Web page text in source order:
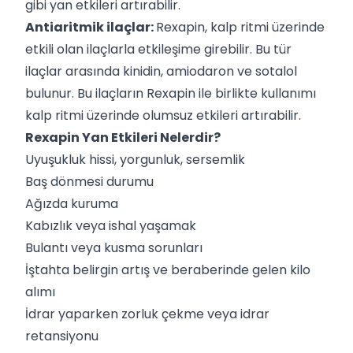
gibi yan etkileri artırabilir.
Antiaritmik ilaçlar:Rexapin, kalp ritmi üzerinde
etkili olan ilaçlarla etkileşime girebilir. Bu tür
ilaçlar arasında kinidin, amiodaron ve sotalol
bulunur. Bu ilaçların Rexapin ile birlikte kullanımı
kalp ritmi üzerinde olumsuz etkileri artırabilir.
Rexapin Yan Etkileri Nelerdir?
Uyuşukluk hissi, yorgunluk, sersemlik
Baş dönmesi durumu
Ağızda kuruma
Kabızlık veya ishal yaşamak
Bulantı veya kusma sorunları
İştahta belirgin artış ve beraberinde gelen kilo
alımı
İdrar yaparken zorluk çekme veya idrar
retansiyonu